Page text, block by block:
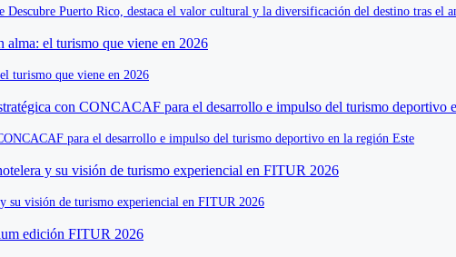
Descubre Puerto Rico, destaca el valor cultural y la diversificación del destino tras el
turismo que viene en 2026
para el desarrollo e impulso del turismo deportivo en la región Este
su visión de turismo experiencial en FITUR 2026